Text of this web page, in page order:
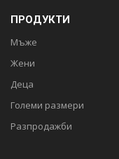
ПРОДУКТИ
Мъже
Жени
Деца
Големи размери
Разпродажби